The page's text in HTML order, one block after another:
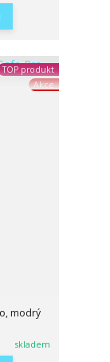
TOP produkt
Akce
modrý
skladem